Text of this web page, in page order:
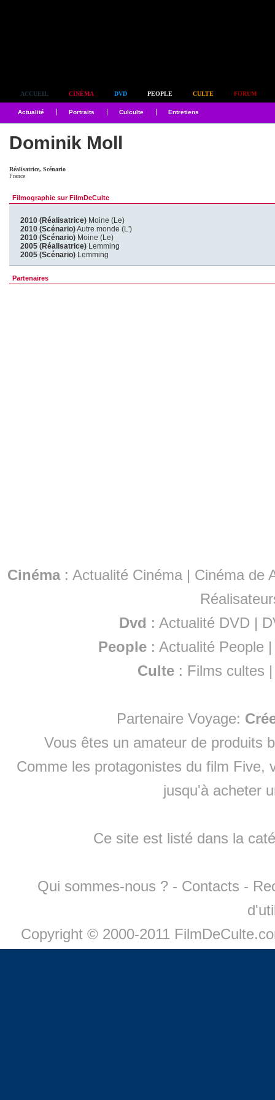
ACCUEIL CINÉMA DVD PEOPLE CULTE FORUM
Actualité Portraits Culculte Entretiens
Dominik Moll
Réalisatrice, Scénario
France
Filmographie sur FilmDeCulte
2010 (Réalisatrice) Moine (Le)
2010 (Scénario)Autre monde (L')
2010 (Scénario) Moine (Le)
2005 (Réalisatrice) Lemming
2005 (Scénario) Lemming
Partenaires
Cinéma: Actualité Cinéma | Cinéma de
Dvd : Actualité DVD |
People :Actualité People
Culte : Films cultes
Partenaire Voyage:
Vous êtes un amateur de produits
Comme les protagonistes du film Five,
jusqu'à acheter
Ce site est listé dans la
Qui sommes-nous ? - Contacts -
Copyright © 2000-2011